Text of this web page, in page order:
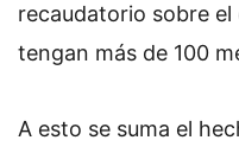
recaudatorio sobre
tengan más de 100
A esto se suma el